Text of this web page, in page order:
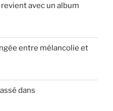
avec un album
entre mélancolie et
dans